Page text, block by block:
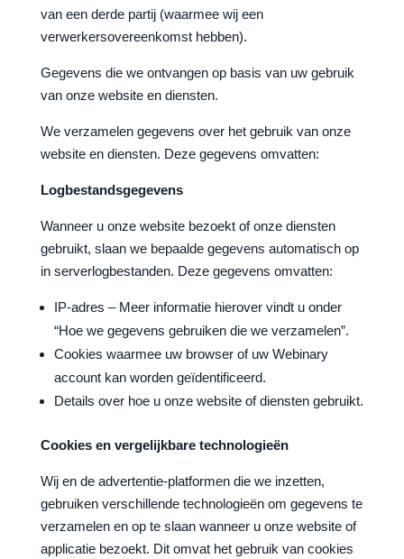
van een derde partij (waarmee wij een
verwerkersovereenkomst hebben).
Gegevens die we ontvangen op basis van uw gebruik
van onze website en diensten.
We verzamelen gegevens over het gebruik van onze
website en diensten. Deze gegevens omvatten:
Logbestandsgegevens
Wanneer u onze website bezoekt of onze diensten
gebruikt, slaan we bepaalde gegevens automatisch op
in serverlogbestanden. Deze gegevens omvatten:
IP-adres – Meer informatie hierover vindt u onder
“Hoe we gegevens gebruiken die we verzamelen”.
Cookies waarmee uw browser of uw Webinary
account kan worden geïdentificeerd.
Details over hoe u onze website of diensten gebruikt.
Cookies en vergelijkbare technologieën
Wij en de advertentie-platformen die we inzetten,
gebruiken verschillende technologieën om gegevens te
verzamelen en op te slaan wanneer u onze website of
applicatie bezoekt. Dit omvat het gebruik van cookies